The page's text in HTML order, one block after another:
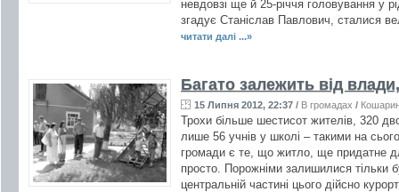
невдовзі ще й 25-річчя головування у
згадує Станіслав Павлович, сталися
читати далі ...»
Багато залежить від
15 Липня 2012, 22:37 / В громадах /
Трохи більше шестисот жителів, 320
лише 56 учнів у школі – такими на
громади є те, що житло, ще придатне
просто. Порожніми залишилися тільки
центральній частині цього дійсно